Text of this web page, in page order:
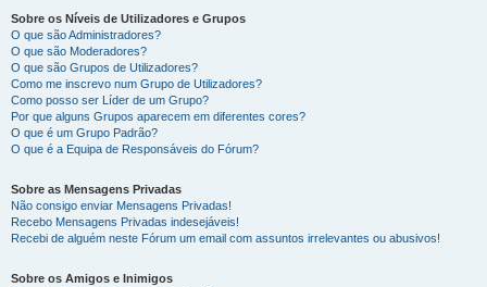
Sobre os Níveis de Utilizadores e Grupos
O que são Administradores?
O que são Moderadores?
O que são Grupos de Utilizadores?
Como me inscrevo num Grupo de Utilizadores?
Como posso ser Líder de um Grupo?
Por que alguns Grupos aparecem em diferentes cores?
O que é um Grupo Padrão?
O que é a Equipa de Responsáveis do Fórum?
Sobre as Mensagens Privadas
Não consigo enviar Mensagens Privadas!
Recebo Mensagens Privadas indesejáveis!
Recebi de alguém neste Fórum um email com assuntos irrelevantes ou abusivos!
Sobre os Amigos e Inimigos